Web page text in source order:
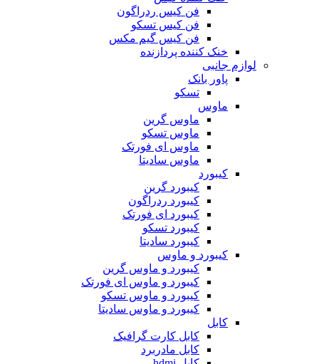
فن کیس ردراگون
فن کیس تسکو
فن کیس گیم مکس
خنک کننده پردازنده
لوازم جانبی
پاور بانک
تسکو
ماوس
ماوس گرین
ماوس تسکو
ماوس ای فورتک
ماوس سادیتا
کیبورد
کیبورد گرین
کیبورد ردراگون
کیبورد ای فورتک
کیبورد تسکو
کیبورد سادیتا
کیبورد و ماوس
کیبورد و ماوس گرین
کیبورد و ماوس ای فورتک
کیبورد و ماوس تسکو
کیبورد و ماوس سادیتا
کابل
کابل کارت گرافیک
کابل مادربرد